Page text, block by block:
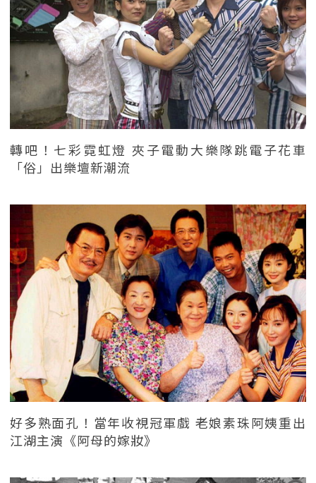
轉吧！七彩霓虹燈 夾子電動大樂隊跳電子花車
「俗」出樂壇新潮流
好多熟面孔！當年收視冠軍戲 老娘素珠阿姨重出
江湖主演《阿母的嫁妝》